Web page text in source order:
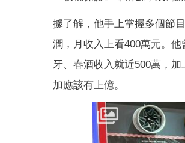
據了解，他手上掌握多個節
潤，月收入上看400萬元。
牙、春酒收入就近500萬，
加應該有上億。